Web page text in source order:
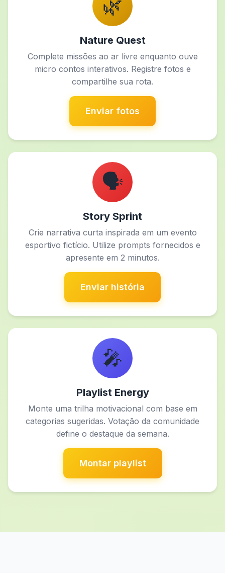
🌿
Nature Quest
Complete missões ao ar livre enquanto ouve
micro contos interativos. Registre fotos e
compartilhe sua rota.
Enviar fotos
🗣️
Story Sprint
Crie narrativa curta inspirada em um evento
esportivo fictício. Utilize prompts fornecidos e
apresente em 2 minutos.
Enviar história
🎤
Playlist Energy
Monte uma trilha motivacional com base em
categorias sugeridas. Votação da comunidade
define o destaque da semana.
Montar playlist